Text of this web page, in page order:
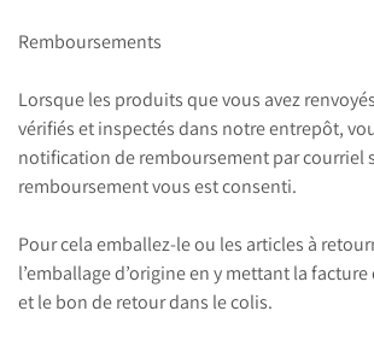
Remboursements
Lorsque les produits que vous avez
vérifiés et inspectés dans notre entrepôt,
notification de remboursement par courriel
remboursement vous est consenti.
Pour cela emballez-le ou les articles à
l’emballage d’origine en y mettant la
et le bon de retour dans le colis.